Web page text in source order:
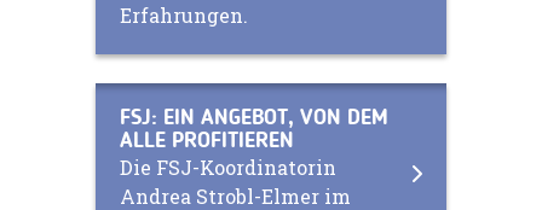
Erfahrungen.
FSJ: EIN ANGEBOT, VON DEM
ALLE PROFITIEREN
Die FSJ-Koordinatorin
Andrea Strobl-Elmer im